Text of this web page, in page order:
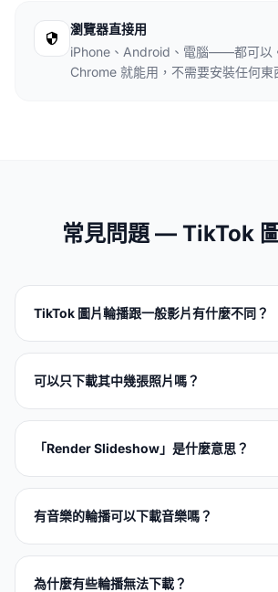
瀏覽器直接用
iPhone、Android、電腦——都可以
Chrome 就能用，不需要安裝任何東
常見問題 — TikTok
TikTok 圖片輪播跟一般影片有什麼不同？
可以只下載其中幾張照片嗎？
「Render Slideshow」是什麼意思？
有音樂的輪播可以下載音樂嗎？
為什麼有些輪播無法下載？